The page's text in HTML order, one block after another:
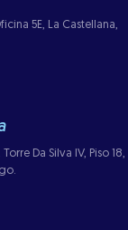
5E, La Castellana,
Da Silva IV, Piso 18,